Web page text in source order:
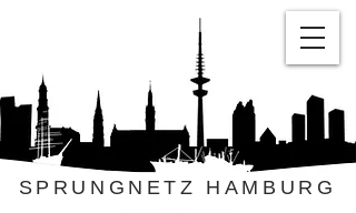
SPRUNGNETZ HAMBURG